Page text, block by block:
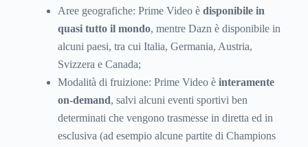
Aree geografiche: Prime Video è disponibile in
quasi tutto il mondo, mentre Dazn è disponibile in
alcuni paesi, tra cui Italia, Germania, Austria,
Svizzera e Canada;
Modalità di fruizione: Prime Video è interamente
on-demand, salvi alcuni eventi sportivi ben
determinati che vengono trasmesse in diretta ed in
esclusiva (ad esempio alcune partite di Champions